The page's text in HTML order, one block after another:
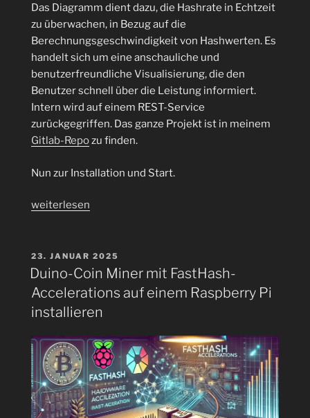
Das Diagramm dient dazu, die Hashrate in Echtzeit
zu überwachen, in Bezug auf die
Berechnungsgeschwindigkeit von Hashwerten. Es
handelt sich um eine anschauliche und
benutzerfreundliche Visualisierung, die den
Benutzer schnell über die Leistung informiert.
Intern wird auf einem REST-Service
zurückgegriffen. Das ganze Projekt ist in meinem
Gitlab-Repozu finden.
Nun zur Installation und Start.
„Duino-
im
Tacho
anzeigen“
weiterlesen
VERÖFFENTLICHT
AM
23. JANUAR 2025
Duino-Coin Miner mit FastHash-
Accelerations auf einem Raspberry Pi
installieren